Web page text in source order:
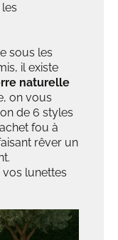
sous les
il existe
naturelle
on vous
de 6 styles
fou à
rêver un
vos lunettes